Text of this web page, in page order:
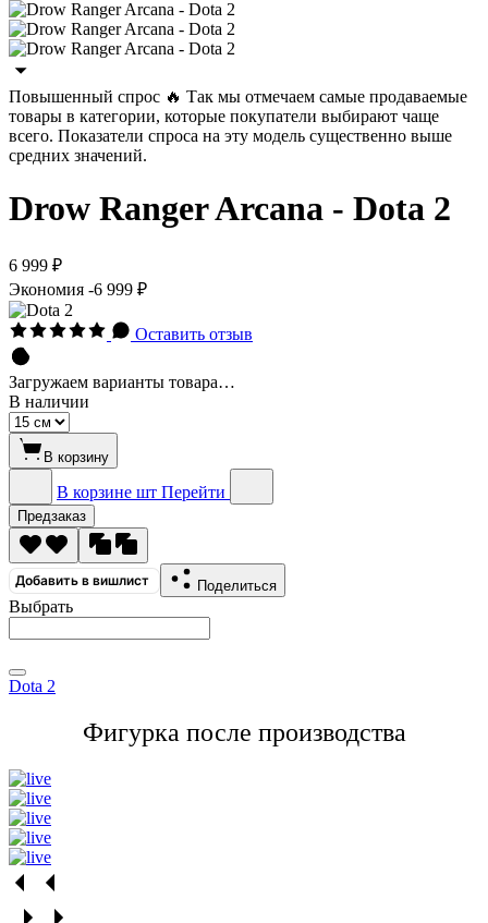
Повышенный спроc 🔥 Так мы отмечаем самые продаваемые
товары в категории, которые покупатели выбирают чаще
всего. Показатели спроса на эту модель существенно выше
средних значений.
Drow Ranger Arcana - Dota 2
6 999 ₽
Экономия -6 999 ₽
Оставить отзыв
Загружаем варианты товара…
В наличии
В корзину
В корзине шт Перейти
Предзаказ
Добавить в вишлист Поделиться
Выбрать
Dota 2
Фигурка после производства